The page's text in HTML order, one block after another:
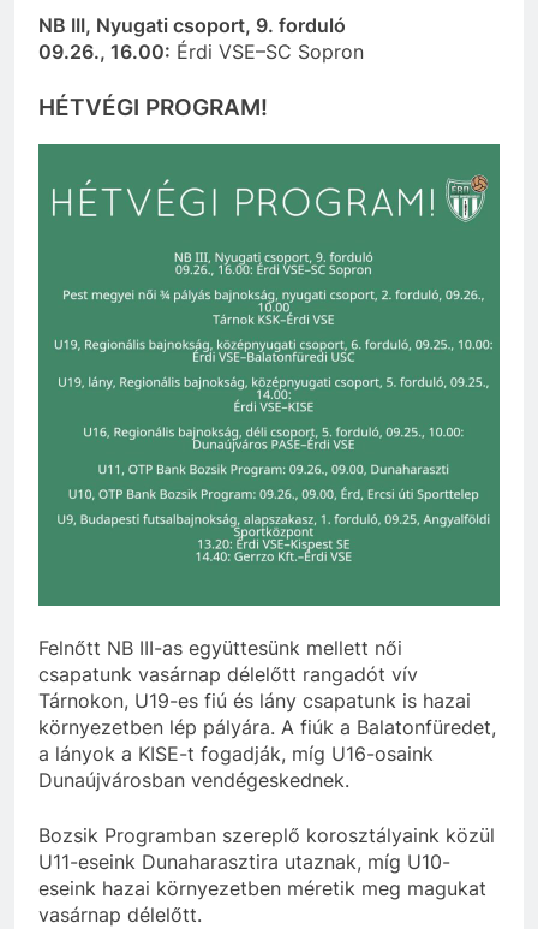
NB III, Nyugati csoport, 9. forduló
09.26., 16.00: Érdi VSE–SC Sopron
HÉTVÉGI PROGRAM!
Felnőtt NB III-as együttesünk mellett női
csapatunk vasárnap délelőtt rangadót vív
Tárnokon, U19-es fiú és lány csapatunk is hazai
környezetben lép pályára. A fiúk a Balatonfüredet,
a lányok a KISE-t fogadják, míg U16-osaink
Dunaújvárosban vendégeskednek.
Bozsik Programban szereplő korosztályaink közül
U11-eseink Dunaharasztira utaznak, míg U10-
eseink hazai környezetben méretik meg magukat
vasárnap délelőtt.